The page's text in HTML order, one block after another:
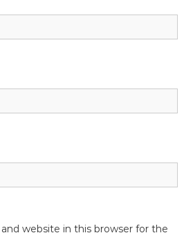
website in this browser for the